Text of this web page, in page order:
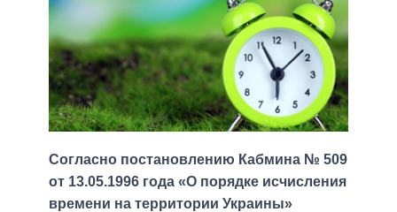
Согласно постановлению Кабмина № 509
от 13.05.1996 года «О порядке исчисления
времени на территории Украины»